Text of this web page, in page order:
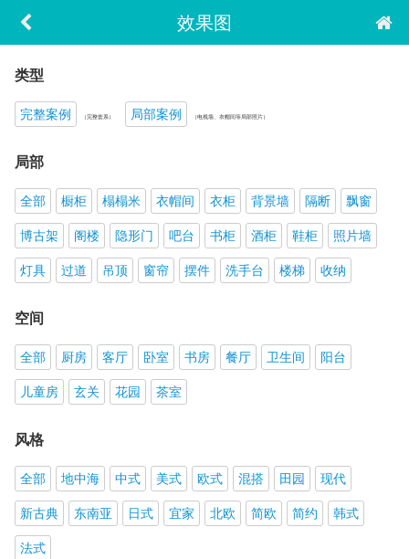
效果图
类型
完整案例 （完整套系） 局部案例 （电视墙、衣帽间等局部照片）
局部
全部 橱柜 榻榻米 衣帽间 衣柜 背景墙 隔断
飘窗
博古架
阁楼 隐形门 吧台 书柜 酒柜 鞋柜
照片墙
灯具
过道 吊顶 窗帘 摆件 洗手台 楼梯 收纳
空间
全部 厨房 客厅 卧室 书房 餐厅 卫生间
阳台
儿童房
玄关 花园 茶室
风格
全部 地中海 中式 美式 欧式 混搭 田园
现代
新古典
东南亚 日式 宜家 北欧 简欧 简约
韩式
法式